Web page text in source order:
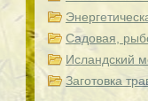
Садовая,
Исландский
Заготовка